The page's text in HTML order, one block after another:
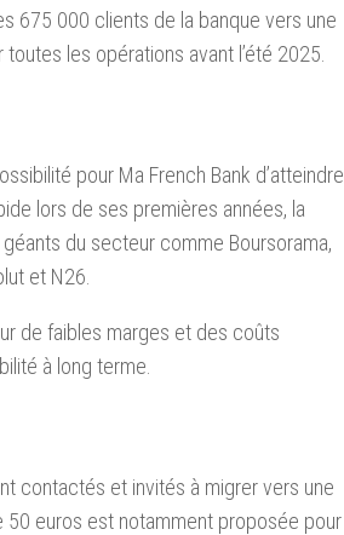
675 000 clients de la banque vers une
les opérations avant l’été 2025.
pour Ma French Bank d’atteindre
lors de ses premières années, la
géants du secteur comme Boursorama,
et N26.
de faibles marges et des coûts
à long terme.
contactés et invités à migrer vers une
50 euros est notamment proposée pour